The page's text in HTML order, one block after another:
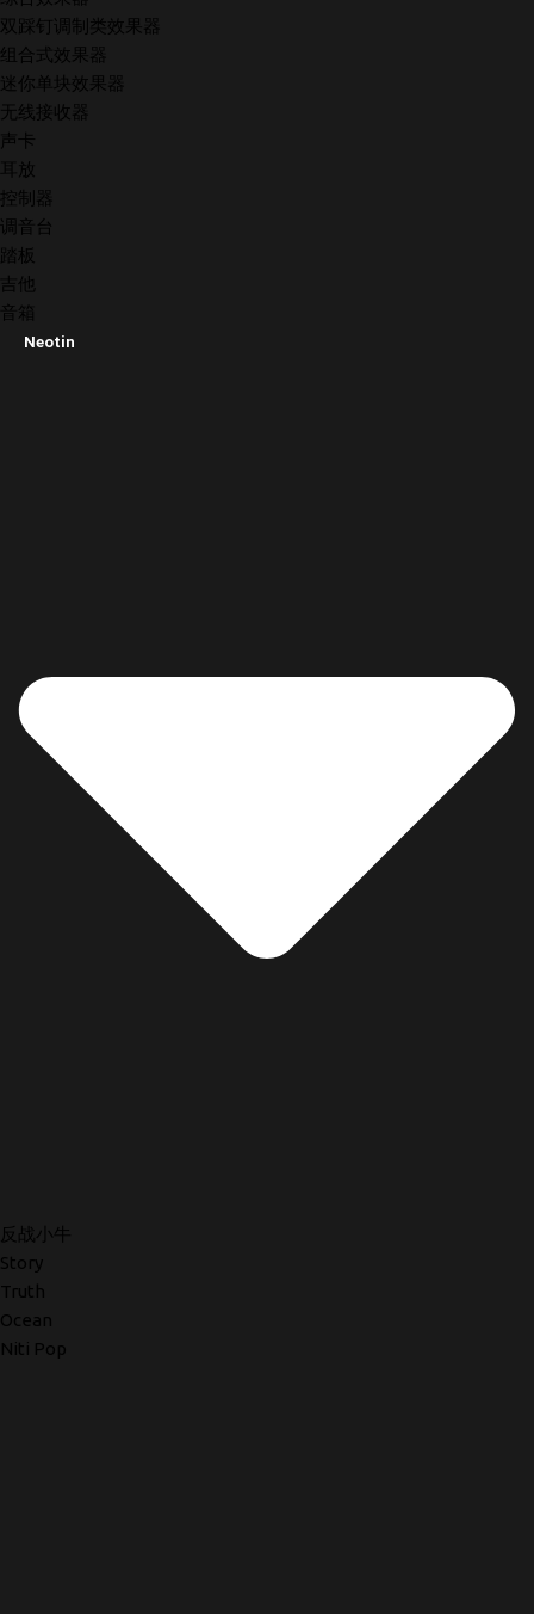
双踩钉调制类效果器
组合式效果器
迷你单块效果器
无线接收器
声卡
耳放
控制器
调音台
踏板
吉他
音箱
Neotin
反战小牛
Story
Truth
Ocean
Niti Pop